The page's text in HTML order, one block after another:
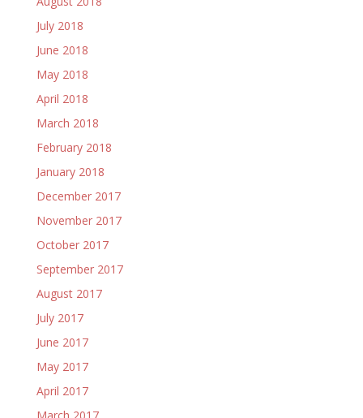
July 2018
June 2018
May 2018
April 2018
March 2018
February 2018
January 2018
December 2017
November 2017
October 2017
September 2017
August 2017
July 2017
June 2017
May 2017
April 2017